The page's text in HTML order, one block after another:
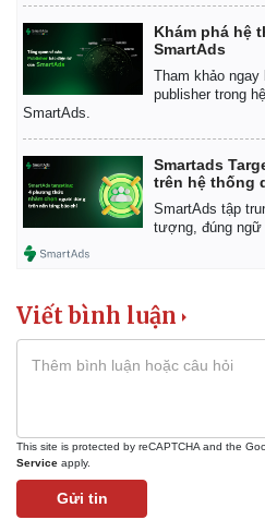
Cuộc sống đó đây
Hồ sơ
Khám phá hệ
SmartAds
Tham khảo
publisher trong
SmartAds.
Smartads
trên hệ thống
SmartAds tập
tượng, đúng ngữ
Viết bình luận
This site is protected by reCAPTCHA and the
Service apply.
Gửi tin